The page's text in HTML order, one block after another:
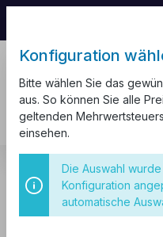
CEE Steckdosen
Stecker
Konfiguration
Bitte wählen Sie das
aus. So können Sie alle
geltenden
einsehen.
Die Auswahl
Konfiguration
automatische